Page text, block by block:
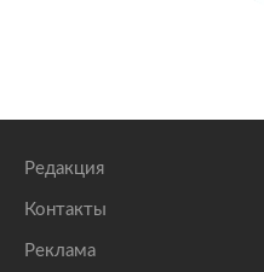
Редакция
Контакты
Реклама